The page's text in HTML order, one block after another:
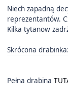
Niech zapadną
reprezentantów.
Kilka tytanow
Skrócona drabinka:
Pełna drabina